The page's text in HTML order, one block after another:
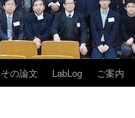
の論文 LabLog ご案内